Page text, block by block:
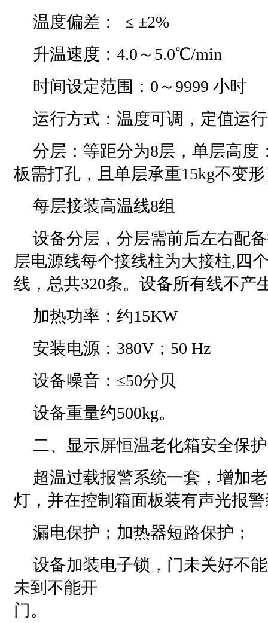
温度偏差： ≤ ±2%
升温速度：4.0～5.0℃/min
时间设定范围：0～9999 小时
运行方式：温度可调，定值运行
分层：等距分为8层，单层高度
板需打孔，且单层承重15kg不变
每层接装高温线8组
设备分层，分层需前后左右配
层电源线每个接线柱为大接柱,四
线，总共320条。设备所有线不产
加热功率：约15KW
安装电源：380V；50 Hz
设备噪音：≤50分贝
设备重量约500kg。
二、显示屏恒温老化箱安全保护
超温过载报警系统一套，增加
灯，并在控制箱面板装有声光报
漏电保护；加热器短路保护；
设备加装电子锁，门未关好不
未到不能开
门